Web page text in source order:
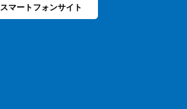
スマートフォンサイト